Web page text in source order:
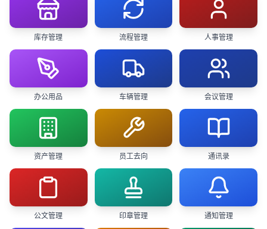
库存管理 流程管理 人事管理
办公用品 车辆管理 会议管理
资产管理 员工去向 通讯录
公文管理 印章管理 通知管理